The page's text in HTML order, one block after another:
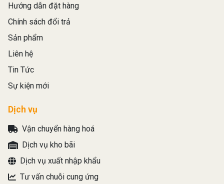
Hướng dẫn đặt hàng
Chính sách đổi trả
Sản phẩm
Liên hệ
Tin Tức
Sự kiện mới
Dịch vụ
Vận chuyển hàng hoá
Dịch vụ kho bãi
Dịch vụ xuất nhập khẩu
Tư vấn chuỗi cung ứng